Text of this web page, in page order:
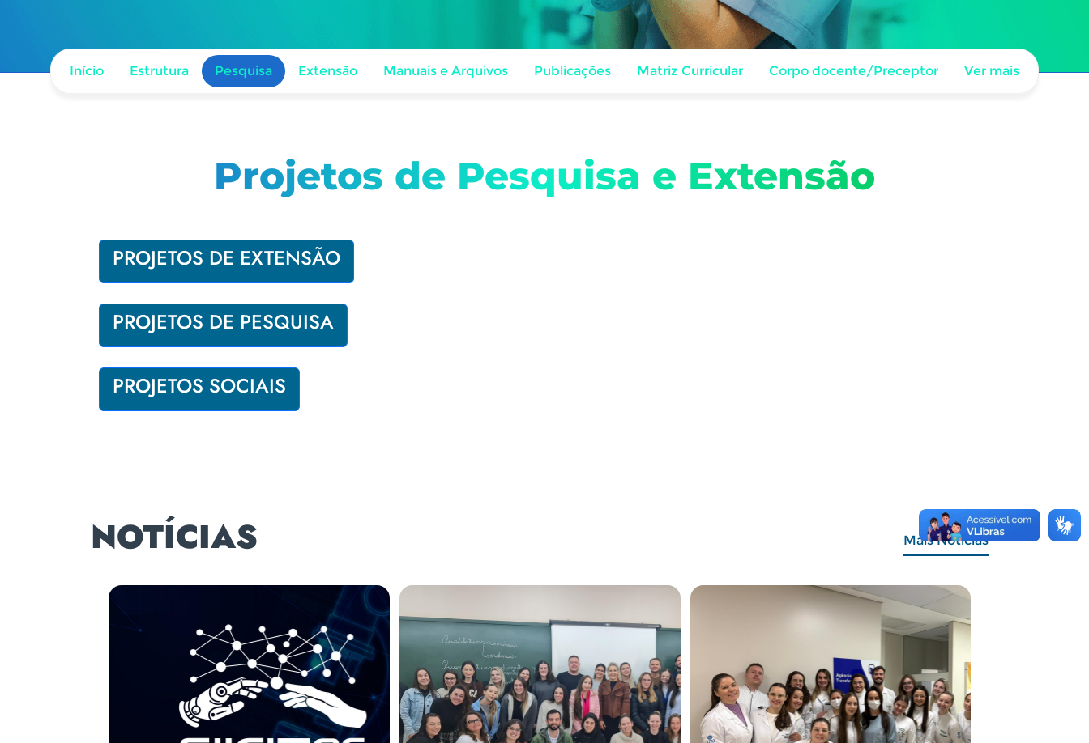
Início Estrutura Pesquisa Extensão Manuais e Arquivos Publicações Matriz Curricular Corpo docente/Preceptor Ver mais
Projetos de Pesquisa e Extensão
PROJETOS DE EXTENSÃO
PROJETOS DE PESQUISA
PROJETOS SOCIAIS
NOTÍCIAS Mais Notícias